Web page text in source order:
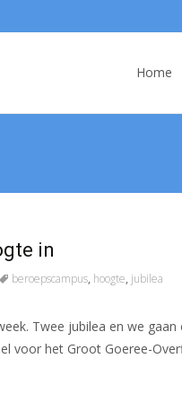
Home
in
beroepscampus, hoogte, jubilea
Twee jubilea en we
voor het Groot Goeree-